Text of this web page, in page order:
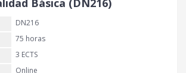
Básica (DN216)
DN216
75 horas
3 ECTS
Online